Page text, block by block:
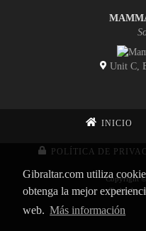
Gibraltar.com utiliza
obtenga la mejor
web. Más información
Unit C,
INICIO
POLÍTICA DE
Copyright
Todos los